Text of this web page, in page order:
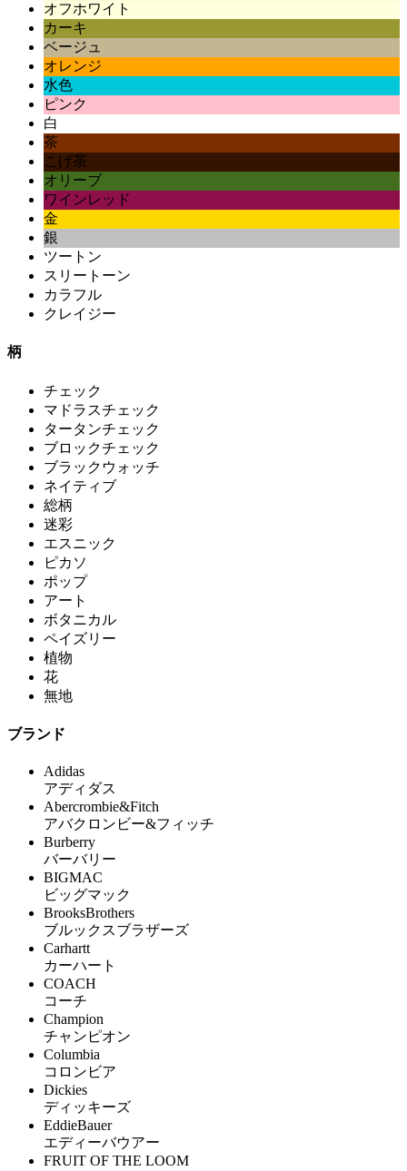
オフホワイト
カーキ
ベージュ
オレンジ
水色
ピンク
白
茶
こげ茶
オリーブ
ワインレッド
金
銀
ツートン
スリートーン
カラフル
クレイジー
柄
チェック
マドラスチェック
タータンチェック
ブロックチェック
ブラックウォッチ
ネイティブ
総柄
迷彩
エスニック
ピカソ
ポップ
アート
ボタニカル
ペイズリー
植物
花
無地
ブランド
Adidas
アディダス
Abercrombie&Fitch
アバクロンビー&フィッチ
Burberry
バーバリー
BIGMAC
ビッグマック
BrooksBrothers
ブルックスブラザーズ
Carhartt
カーハート
COACH
コーチ
Champion
チャンピオン
Columbia
コロンビア
Dickies
ディッキーズ
EddieBauer
エディーバウアー
FRUIT OF THE LOOM